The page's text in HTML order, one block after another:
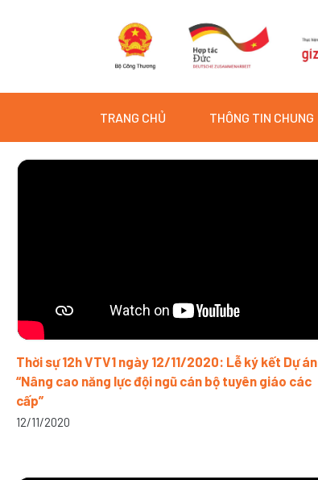
TRANG CHỦ THÔNG TIN CHUNG
Thời sự 12h VTV1 ngày 12/11/2020: Lễ ký kết Dự án
“Nâng cao năng lực đội ngũ cán bộ tuyên giáo các
cấp”
12/11/2020